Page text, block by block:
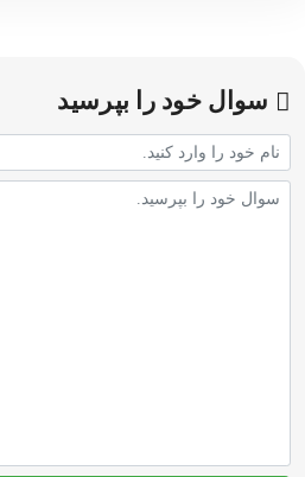
سوال خود را بپرسید